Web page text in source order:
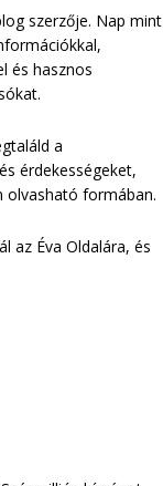
szerzője. Nap mint
és hasznos
a
érdekességeket,
olvasható formában.
az Éva Oldalára, és